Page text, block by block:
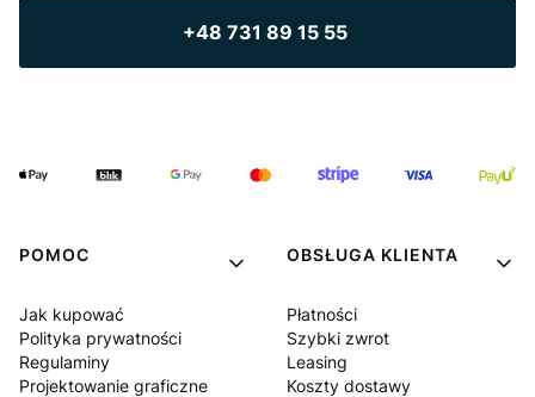
+48 731 89 15 55
POMOC
Jak kupować
Polityka prywatności
Regulaminy
Projektowanie graficzne
OBSŁUGA KLIENTA
Płatności
Szybki zwrot
Leasing
Koszty dostawy